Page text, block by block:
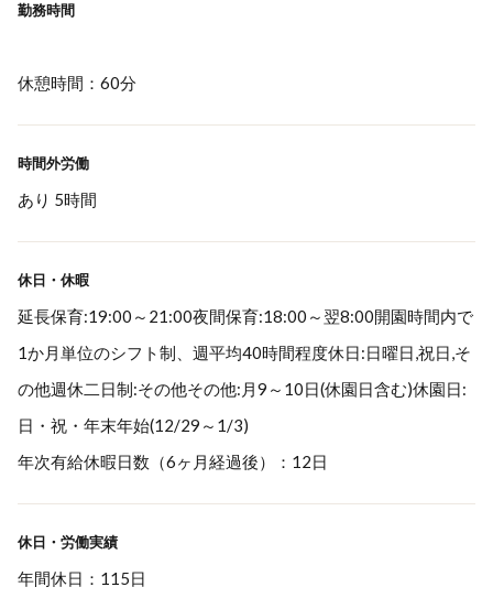
勤務時間
休憩時間：60分
時間外労働
あり 5時間
休日・休暇
延長保育:19:00～21:00夜間保育:18:00～翌8:00開園時間内で
1か月単位のシフト制、週平均40時間程度休日:日曜日,祝日,そ
の他週休二日制:その他その他:月9～10日(休園日含む)休園日:
日・祝・年末年始(12/29～1/3)
年次有給休暇日数（6ヶ月経過後）：12日
休日・労働実績
年間休日：115日